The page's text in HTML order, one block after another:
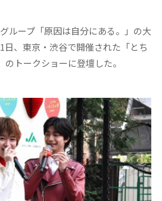
ループ「原因は自分にある。」の大
日、東京・渋谷で開催された「とち
トークショーに登壇した。